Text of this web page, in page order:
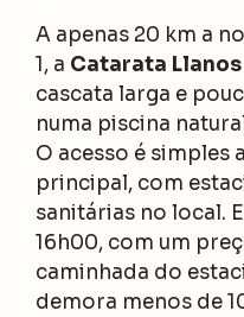
A apenas 20 km a
1, a Catarata
cascata larga e
numa piscina
O acesso é simples
principal, com
sanitárias no local.
16h00, com um
caminhada do
demora menos de